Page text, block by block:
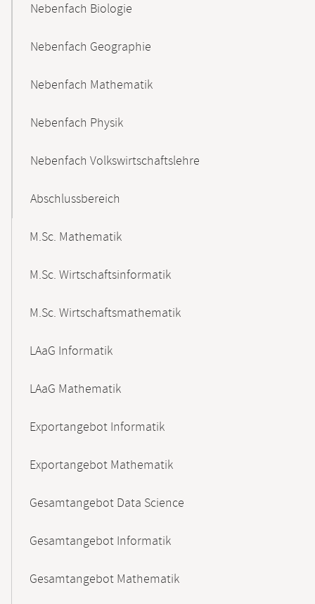
Nebenfach Biologie
Nebenfach Geographie
Nebenfach Mathematik
Nebenfach Physik
Nebenfach Volkswirtschaftslehre
Abschlussbereich
M.Sc. Mathematik
M.Sc. Wirtschaftsinformatik
M.Sc. Wirtschaftsmathematik
LAaG Informatik
LAaG Mathematik
Exportangebot Informatik
Exportangebot Mathematik
Gesamtangebot Data Science
Gesamtangebot Informatik
Gesamtangebot Mathematik